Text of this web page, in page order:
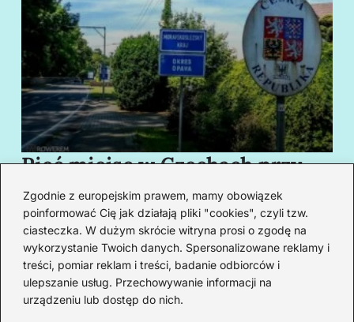
Zgodnie z europejskim prawem, mamy obowiązek
poinformować Cię jak działają pliki "cookies", czyli tzw.
ciasteczka. W dużym skrócie witryna prosi o zgodę na
wykorzystanie Twoich danych. Spersonalizowane reklamy i
treści, pomiar reklam i treści, badanie odbiorców i
ulepszanie usług. Przechowywanie informacji na
urządzeniu lub dostęp do nich.
Pięć miejsc w Czechach przy
granicy, które cię oczarują
swoim urokiem
Redakcja
Od lat podróżuję, by poznawać świat z bliska – nie tylko
przez pryzmat zabytków, ale przede wszystkim ludzi,